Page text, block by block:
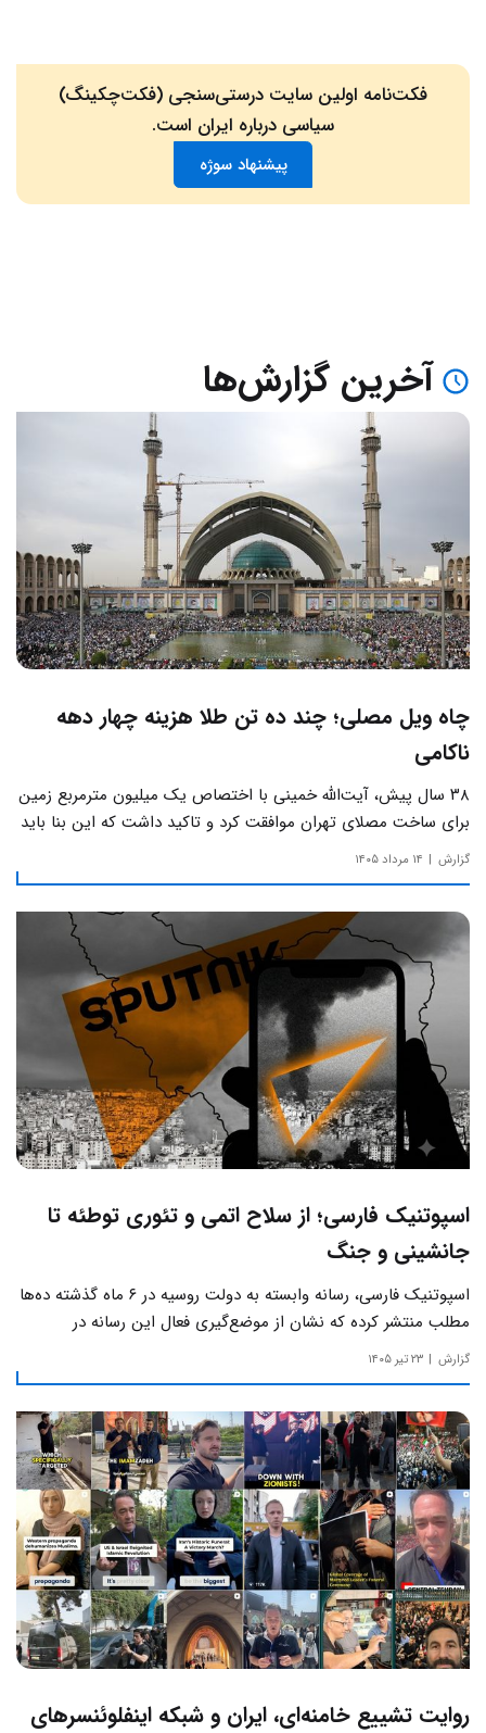
فکت‌نامه اولین سایت درستی‌سنجی (فکت‌چکینگ)
سیاسی درباره ایران است.
پیشنهاد سوژه
آخرین گزارش‌ها
چاه ویل مصلی؛ چند ده تن طلا هزینه چهار دهه
ناکامی
۳۸ سال پیش، آیت‌الله خمینی با اختصاص یک میلیون مترمربع زمین
برای ساخت مصلای تهران موافقت کرد و تاکید داشت که این بنا باید
به دور از زرق‌وبرق و یادآور سادگی مساجد صدر اسلام باشد.
گزارش ۱۴ مرداد ۱۴۰۵
اسپوتنیک فارسی؛ از سلاح اتمی و تئوری توطئه تا
جانشینی و جنگ
اسپوتنیک فارسی، رسانه وابسته به دولت روسیه در ۶ ماه گذشته ده‌ها
مطلب منتشر کرده که نشان از موضع‌گیری فعال این رسانه‌ در
حساس‌ترین مسائل چالش‌های داخلی ایران دارد.
گزارش ۲۳ تیر ۱۴۰۵
روایت تشییع خامنه‌ای، ایران و شبکه اینفلوئنسرهای